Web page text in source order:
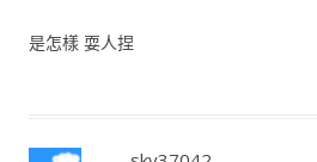
是怎樣 耍人捏